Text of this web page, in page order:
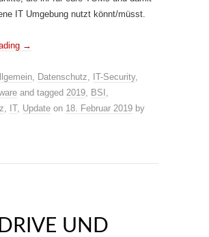
IT Umgebung nutzt könnt/müsst.
→
, Datenschutz, IT-Security,
and tagged 2019, BSI ,
, IT, Update on 18. Februar 2019 by
UND